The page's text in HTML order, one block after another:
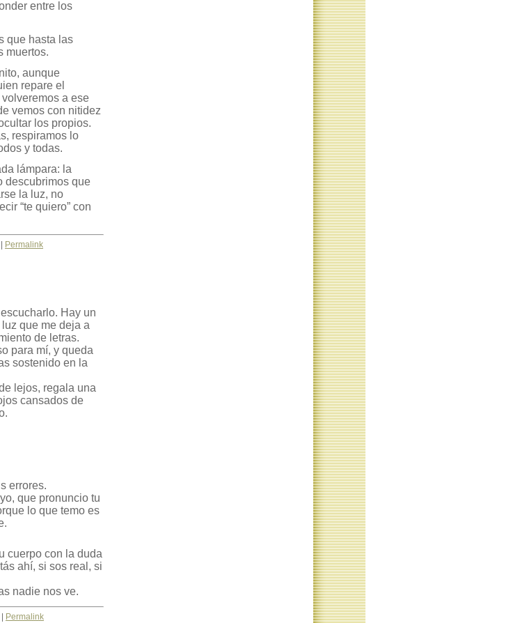
entre los
que hasta las
muertos.
aunque
repare el
a ese
vemos con nitidez
los propios.
respiramos lo
y todas.
lámpara: la
descubrimos que
la luz, no
“te quiero” con
Permalink
Hay un
que me deja a
de letras.
para mí, y queda
sostenido en la
lejos, regala una
cansados de
errores.
que pronuncio tu
lo que temo es
cuerpo con la duda
ahí, si sos real, si
nadie nos ve.
| Permalink